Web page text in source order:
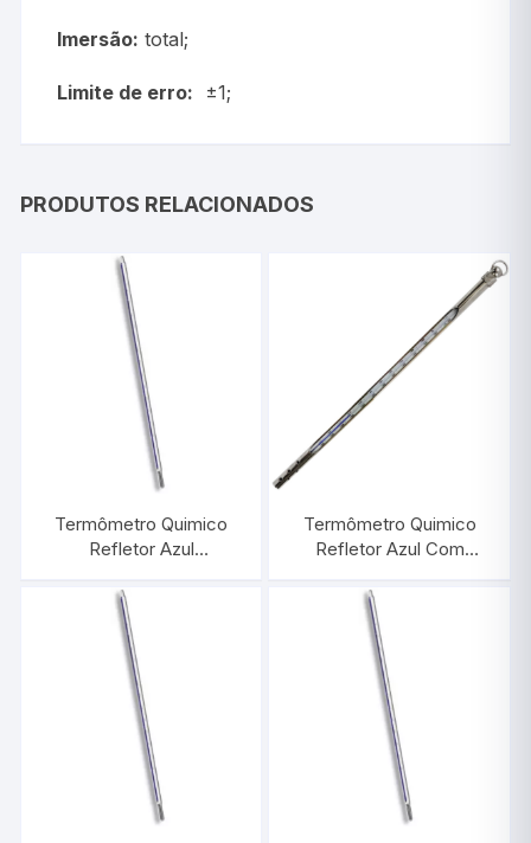
Imersão: total;
Limite de erro: ±1;
PRODUTOS RELACIONADOS
Termômetro Quimico
Refletor Azul
INCOTERM 5014
Termômetro Quimico
Refletor Azul Com
-10/+360:1°C |
INCOTERM 5028